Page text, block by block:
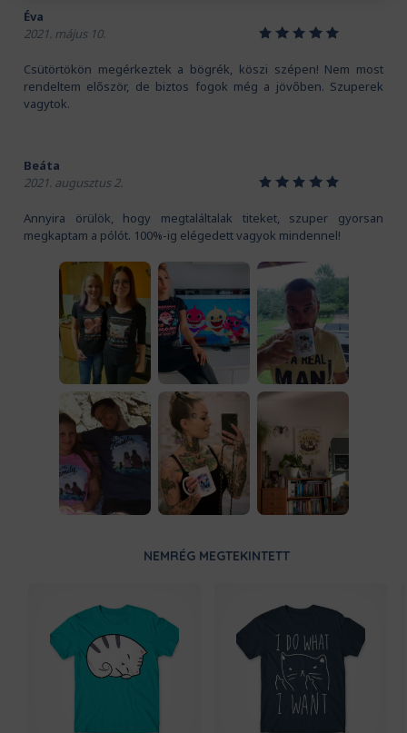
Éva
2021. május 10.
12345
Csütörtökön megérkeztek a bögrék, köszi szépen! Nem most
rendeltem először, de biztos fogok még a jövőben. Szuperek
vagytok.
Beáta
2021. augusztus 2.
12345
Annyira örülök, hogy megtaláltalak titeket, szuper gyorsan
megkaptam a pólót. 100%-ig elégedett vagyok mindennel!
NEMRÉG MEGTEKINTETT